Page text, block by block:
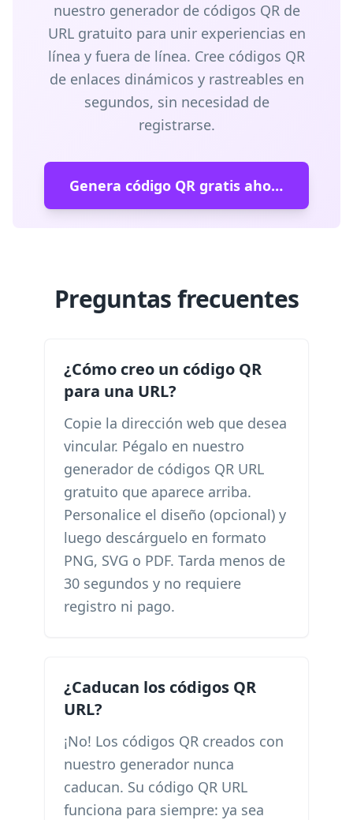
nuestro generador de códigos QR de
URL gratuito para unir experiencias en
línea y fuera de línea. Cree códigos QR
de enlaces dinámicos y rastreables en
segundos, sin necesidad de
registrarse.
Genera código QR gratis ahora
Preguntas frecuentes
¿Cómo creo un código QR
para una URL?
Copie la dirección web que desea
vincular. Pégalo en nuestro
generador de códigos QR URL
gratuito que aparece arriba.
Personalice el diseño (opcional) y
luego descárguelo en formato
PNG, SVG o PDF. Tarda menos de
30 segundos y no requiere
registro ni pago.
¿Caducan los códigos QR
URL?
¡No! Los códigos QR creados con
nuestro generador nunca
caducan. Su código QR URL
funciona para siempre: ya sea